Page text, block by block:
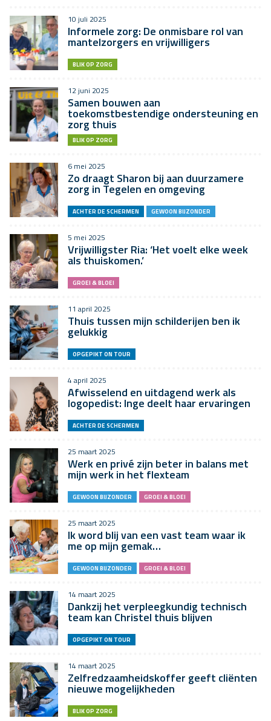
10 juli 2025
Informele zorg: De onmisbare rol van
mantelzorgers en vrijwilligers
BLIK OP ZORG
12 juni 2025
Samen bouwen aan
toekomstbestendige ondersteuning en
zorg thuis
BLIK OP ZORG
6 mei 2025
Zo draagt Sharon bij aan duurzamere
zorg in Tegelen en omgeving
ACHTER DE SCHERMEN GEWOON BIJZONDER
5 mei 2025
Vrijwilligster Ria: ‘Het voelt elke week
als thuiskomen.’
GROEI & BLOEI
11 april 2025
Thuis tussen mijn schilderijen ben ik
gelukkig
OPGEPIKT ON TOUR
4 april 2025
Afwisselend en uitdagend werk als
logopedist: Inge deelt haar ervaringen
ACHTER DE SCHERMEN
25 maart 2025
Werk en privé zijn beter in balans met
mijn werk in het flexteam
GEWOON BIJZONDER GROEI & BLOEI
25 maart 2025
Ik word blij van een vast team waar ik
me op mijn gemak…
GEWOON BIJZONDER GROEI & BLOEI
14 maart 2025
Dankzij het verpleegkundig technisch
team kan Christel thuis blijven
OPGEPIKT ON TOUR
14 maart 2025
Zelfredzaamheidskoffer geeft cliënten
nieuwe mogelijkheden
BLIK OP ZORG